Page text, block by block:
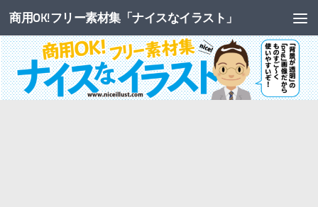
コンテンツへスキップ
商用OK!フリー素材集「ナイスなイラスト」